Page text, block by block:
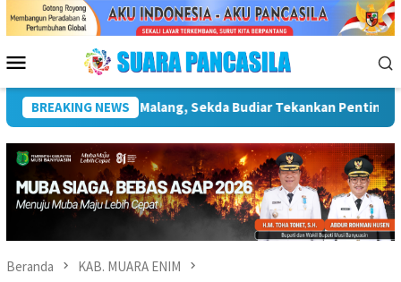
Menu
Mobile
BREAKING NEWS
Kebudayaan Wakil Wali Kota Lepas Lomba Gerak
Beranda KAB. MUARA ENIM